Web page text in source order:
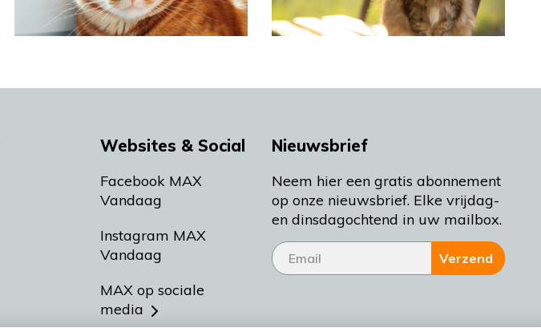
Websites & Social
Facebook MAX
Vandaag
Instagram MAX
Vandaag
MAX op sociale
media
Nieuwsbrief
Neem hier een gratis abonnement
op onze nieuwsbrief. Elke vrijdag-
en dinsdagochtend in uw mailbox.
Verzend